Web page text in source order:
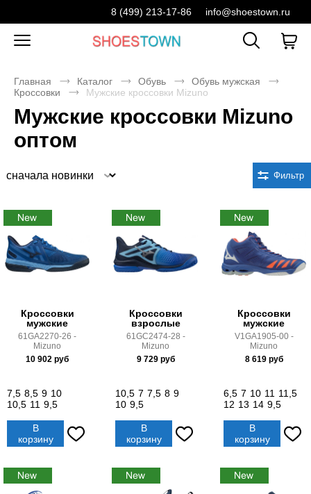
8 (499) 213-17-86 info@shoestown.ru
Главная Каталог Обувь
Обувь мужская
Кроссовки
Мужские кроссовки Mizuno
Мужские кроссовки Mizuno
оптом
Фильтр
Кроссовки
мужские
61GA2270-26 -
Mizuno
10 902 руб
7,5 8,5 9 10
10,5 11 9,5
В
корзину
Кроссовки
взрослые
61GC2474-28 -
Mizuno
9 729руб
10,5 7 7,5 8 9
10 9,5
В
корзину
Кроссовки
мужские
V1GA1905-00 -
Mizuno
8 619руб
6,5 7 10 11 11,5
12 13 14 9,5
В
корзину